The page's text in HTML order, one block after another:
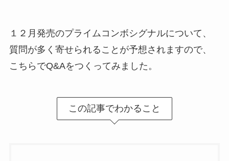
１２月発売のプライムコンボシグナルについて、
質問が多く寄せられることが予想されますので、
こちらでQ&Aをつくってみました。
この記事でわかること